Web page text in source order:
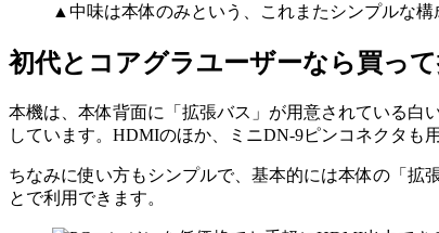
▲中味は本体のみという、これまたシンプルな構
初代とコアグラユーザーなら買っ
本機は、本体背面に「拡張バス」が用意されている白
しています。HDMIのほか、ミニDN-9ピンコネクタも
ちなみに使い方もシンプルで、基本的には本体の「拡
とで利用できます。